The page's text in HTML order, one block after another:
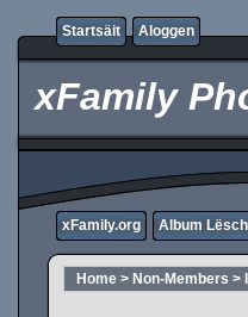
Startsäit Aloggen
xFamily
xFamily.org Album
Home > Non-Members >